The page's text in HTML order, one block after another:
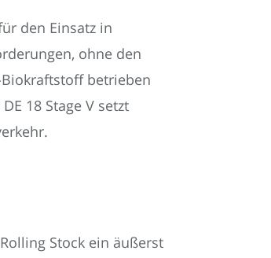
den Einsatz in
ohne den
betrieben
18 Stage V setzt
Stock ein äußerst